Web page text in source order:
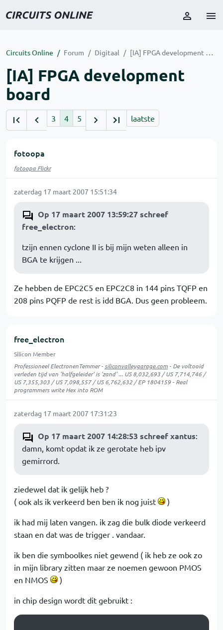
Circuits Online Forum Digitaal [IA] FPGA development board
[IA] FPGA development
board
3 4 5 laatste
fotoopa
fotoopa Flickr
zaterdag 17 maart 2007 15:51:34
Op 17 maart 2007 13:59:27 schreef
free_electron:
tzijn ennen cyclone II is bij mijn weten alleen in
BGA te krijgen ...
Ze hebben de EPC2C5 en EPC2C8 in 144 pins TQFP en
208 pins PQFP de rest is idd BGA. Dus geen probleem.
free_electron
Silicon Member
Professioneel ElectronenTemmer - siliconvalleygarage.com - De voltooid
verleden tijd van 'halfgeleider' is 'zand' ... US 8,032,693 / US 7,714,746 /
US 7,355,303 / US 7,098,557 / US 6,762,632 / EP 1804159 - Real
programmers write Hex into ROM
zaterdag 17 maart 2007 17:31:23
Op 17 maart 2007 14:28:53 schreef xantus:
damn, komt opdat ik ze gerotate heb ipv
gemirrord.
ziedewel dat ik gelijk heb ?
( ook als ik verkeerd ben ben ik nog juist
)
ik had mij laten vangen. ik zag die bulk diode verkeerd
staan en dat was de trigger . vandaar.
ik ben die symboolkes niet gewend ( ik heb ze ook zo
in mijn library zitten maar ze noemen gewoon PMOS
en NMOS
)
in chip design wordt dit gebruikt :